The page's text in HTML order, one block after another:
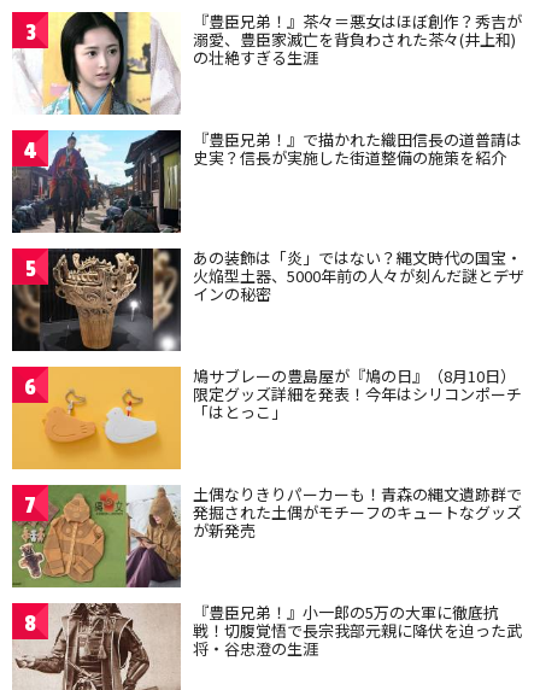
3 『豊臣兄弟！』茶々＝悪女はほぼ創作？秀吉が
溺愛、豊臣家滅亡を背負わされた茶々(井上和)
の壮絶すぎる生涯
4 『豊臣兄弟！』で描かれた織田信長の道普請は
史実？信長が実施した街道整備の施策を紹介
5 あの装飾は「炎」ではない？縄文時代の国宝・
火焔型土器、5000年前の人々が刻んだ謎とデザ
インの秘密
6 鳩サブレーの豊島屋が『鳩の日』（8月10日）
限定グッズ詳細を発表！今年はシリコンポーチ
「はとっこ」
7 土偶なりきりパーカーも！青森の縄文遺跡群で
発掘された土偶がモチーフのキュートなグッズ
が新発売
8 『豊臣兄弟！』小一郎の5万の大軍に徹底抗
戦！切腹覚悟で長宗我部元親に降伏を迫った武
将・谷忠澄の生涯